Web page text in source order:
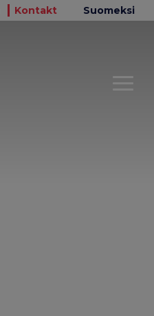
Kontakt Suomeksi